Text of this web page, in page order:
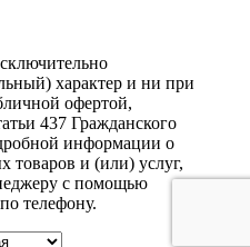
характер и ни при
офертой,
437 Гражданского
информации о
товаров и (или) услуг,
с помощью
телефону.